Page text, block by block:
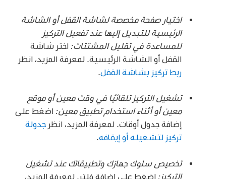
اختيار صفحة مخصصة لشاشة القفل أو الشاشة
الرئيسية للتبديل إليها عند تفعيل التركيز
للمساعدة في تقليل المشتتات: اختر شاشة
القفل أو الشاشة الرئيسية. لمعرفة المزيد، انظر
ربط تركيز بشاشة القفل
تشغيل التركيز تلقائيًا في وقت معين أو موقع
معين أو أثناء استخدام تطبيق معين: اضغط على
إضافة جدول أوقات. لمعرفة المزيد، انظرجدولة
تركيز لتشغيله أو إيقافه
تخصيص سلوك جهازك وتطبيقاتك عند تشغيل
التركيز: اضغط على إضافة فلتر. لمعرفة المزيد،